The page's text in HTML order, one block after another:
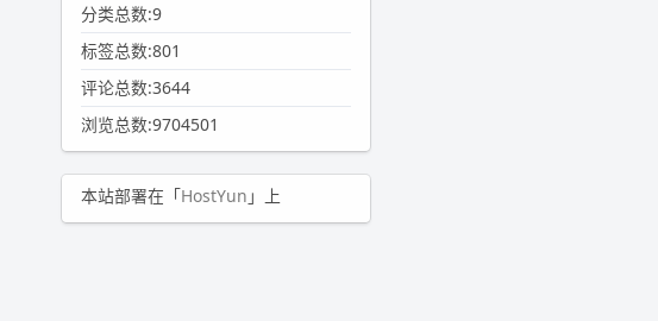
分类总数:9
标签总数:801
评论总数:3644
浏览总数:9704501
本站部署在「HostYun 」上